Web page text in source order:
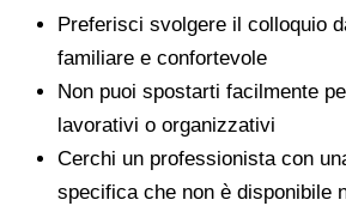
Preferisci svolgere il colloquio
familiare e confortevole
Non puoi spostarti facilmente
lavorativi o organizzativi
Cerchi un professionista con
specifica che non è disponibile